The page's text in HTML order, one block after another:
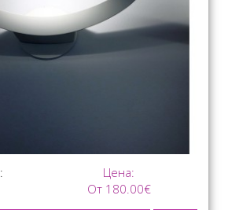
Цена:
От 180.00€